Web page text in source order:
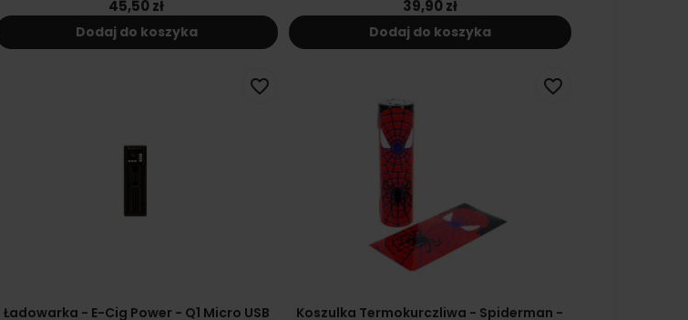
45,50 zł
Dodaj do koszyka
39,90 zł
Dodaj do koszyka
Ładowarka - E-Cig Power - Q1 Micro USB
favorite_border
Koszulka Termokurczliwa - Spiderman -
favorite_border